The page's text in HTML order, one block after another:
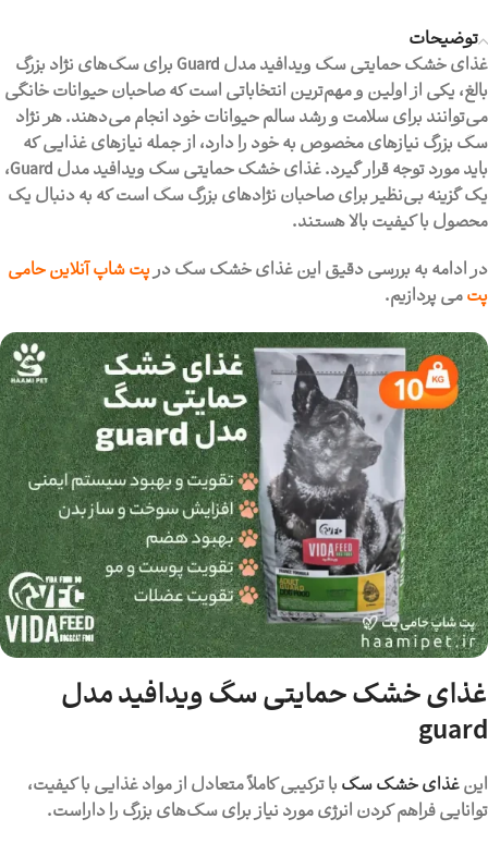
توضیحات
غذای خشک حمایتی سگ ویدافید مدل Guard
برای سگ‌های نژاد بزرگ
بالغ، یکی از اولین و مهم‌ترین انتخاباتی است که صاحبان حیوانات خانگی
می‌توانند برای سلامت و رشد سالم حیوانات خود انجام می‌دهند. هر نژاد
سگ بزرگ نیازهای مخصوص به خود را دارد، از جمله نیازهای غذایی که
باید مورد توجه قرار گیرد. غذای خشک حمایتی سگ ویدافید مدل Guard،
یک گزینه بی‌نظیر برای صاحبان نژادهای بزرگ سگ است که به دنبال یک
محصول با کیفیت بالا هستند.
در ادامه به بررسی دقیق این غذای خشک سگ درپت شاپ آنلاینحامی
پتمی پردازیم.
غذای خشک حمایتی سگ ویدافید مدل
guard
اینغذای خشک سگبا ترکیبی کاملاً متعادل از مواد غذایی با کیفیت،
توانایی فراهم کردن انرژی مورد نیاز برای سگ‌های بزرگ را داراست.